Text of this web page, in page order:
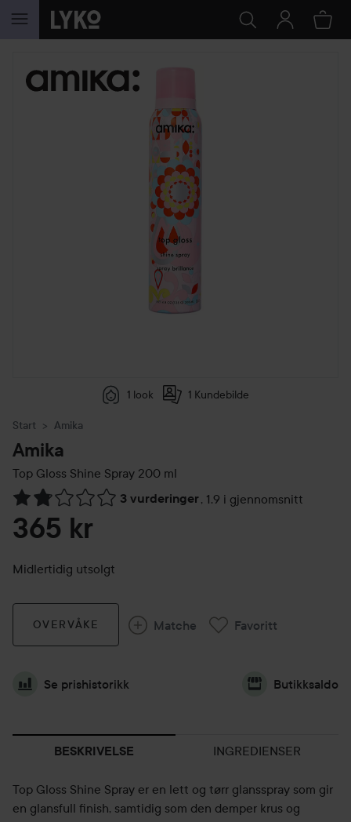
GÅ TIL INNHOLD
1 look 1 Kundebilde
Start Amika
Amika
Top Gloss Shine Spray 200 ml
3 vurderinger, 1.9 i gjennomsnitt
Gå til Vurderinger & anmeldelser
365 kr
Midlertidig utsolgt
OVERVÅKE Matche Favoritt
Se prishistorikk Butikksaldo
BESKRIVELSE INGREDIENSER
Top Gloss Shine Spray er en lett og tørr glansspray som gir
en glansfull finish, samtidig som den demper krus og